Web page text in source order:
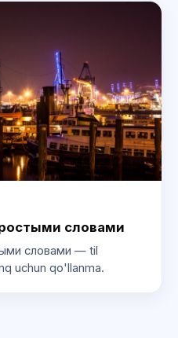
словами
словами — til
uchun qo'llanma.